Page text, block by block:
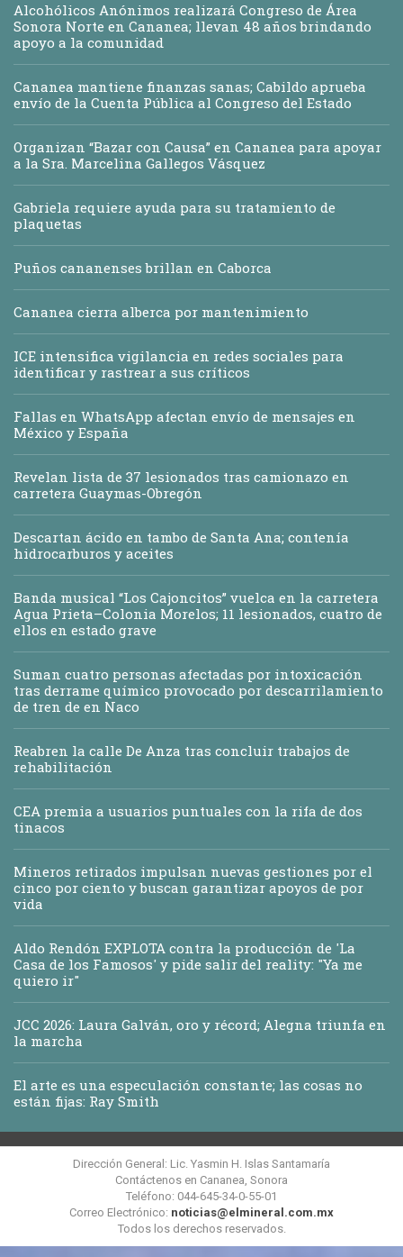
Alcohólicos Anónimos realizará Congreso de Área
Sonora Norte en Cananea; llevan 48 años brindando
apoyo a la comunidad
Cananea mantiene finanzas sanas; Cabildo aprueba
envío de la Cuenta Pública al Congreso del Estado
Organizan “Bazar con Causa” en Cananea para apoyar
a la Sra. Marcelina Gallegos Vásquez
Gabriela requiere ayuda para su tratamiento de
plaquetas
Puños cananenses brillan en Caborca
Cananea cierra alberca por mantenimiento
ICE intensifica vigilancia en redes sociales para
identificar y rastrear a sus críticos
Fallas en WhatsApp afectan envío de mensajes en
México y España
Revelan lista de 37 lesionados tras camionazo en
carretera Guaymas-Obregón
Descartan ácido en tambo de Santa Ana; contenía
hidrocarburos y aceites
Banda musical “Los Cajoncitos” vuelca en la carretera
Agua Prieta–Colonia Morelos; 11 lesionados, cuatro de
ellos en estado grave
Suman cuatro personas afectadas por intoxicación
tras derrame químico provocado por descarrilamiento
de tren de en Naco
Reabren la calle De Anza tras concluir trabajos de
rehabilitación
CEA premia a usuarios puntuales con la rifa de dos
tinacos
Mineros retirados impulsan nuevas gestiones por el
cinco por ciento y buscan garantizar apoyos de por
vida
Aldo Rendón EXPLOTA contra la producción de 'La
Casa de los Famosos' y pide salir del reality: "Ya me
quiero ir"
JCC 2026: Laura Galván, oro y récord; Alegna triunfa en
la marcha
El arte es una especulación constante; las cosas no
están fijas: Ray Smith
Dirección General: Lic. Yasmin H. Islas Santamaría
Contáctenos en Cananea, Sonora
Teléfono: 044-645-34-0-55-01
Correo Electrónico: noticias@elmineral.com.mx
Todos los derechos reservados.